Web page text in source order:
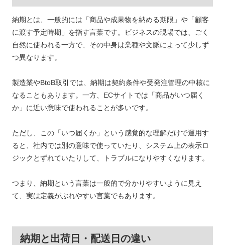
納期とは、一般的には「商品や成果物を納める期限」や「顧客
に渡す予定時期」を指す言葉です。ビジネスの現場では、ごく
自然に使われる一方で、その中身は業種や文脈によって少しず
つ異なります。
製造業やBtoB取引では、納期は契約条件や受発注管理の中核に
なることもあります。一方、ECサイトでは「商品がいつ届く
か」に近い意味で使われることが多いです。
ただし、この「いつ届くか」という感覚的な理解だけで運用す
ると、社内では別の意味で使っていたり、システム上の表示ロ
ジックとずれていたりして、トラブルになりやすくなります。
つまり、納期という言葉は一般的で分かりやすいように見え
て、実は定義がぶれやすい言葉でもあります。
納期と出荷日・配送日の違い